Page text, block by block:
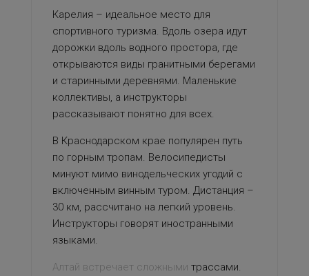
Карелия – идеальное место для
спортивного туризма. Вдоль озера идут
дорожки вдоль водного простора, где
открываются виды гранитными берегами
и старинными деревнями. Маленькие
коллективы, а инструкторы
рассказывают понятно для всех.
В Краснодарском крае популярен путь
по горным тропам. Велосипедисты
минуют мимо винодельческих угодий с
включенным винным туром. Дистанция –
30 км, рассчитано на легкий уровень.
Инструкторы говорят иностранными
языками.
Алтай встречает сложными трассами.